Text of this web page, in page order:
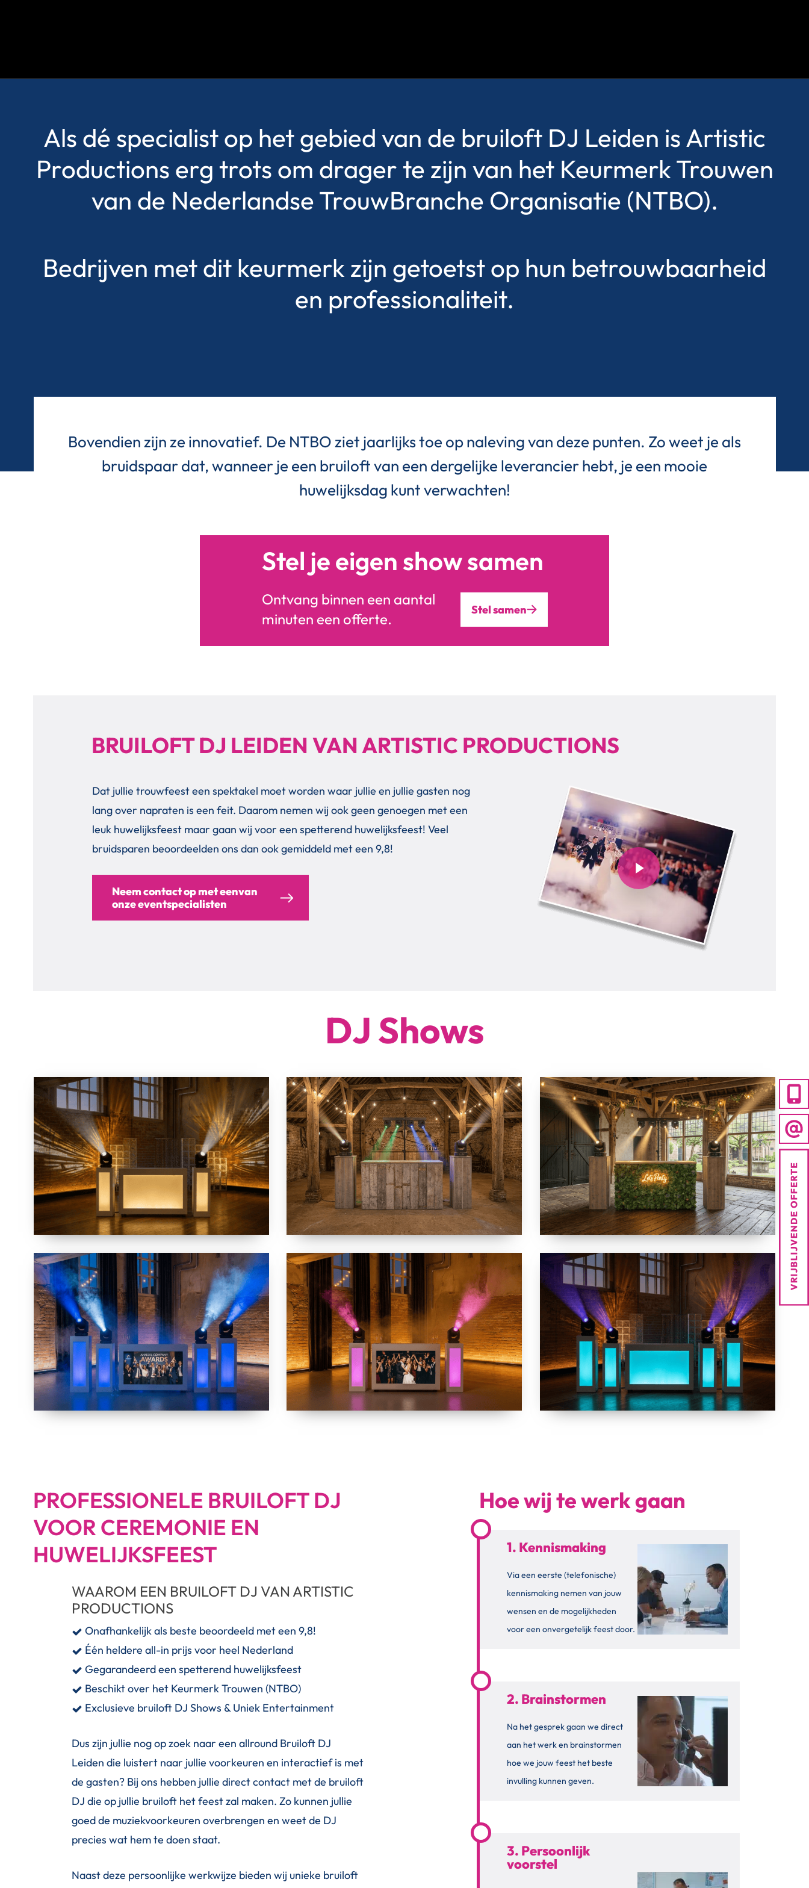
Als dé specialist op het gebied van de bruiloft DJ Leiden is Artistic
Productions erg trots om drager te zijn van het Keurmerk Trouwen
van de Nederlandse TrouwBranche Organisatie (NTBO).
Bedrijven met dit keurmerk zijn getoetst op hun betrouwbaarheid
en professionaliteit.
Bovendien zijn ze innovatief. De NTBO ziet jaarlijks toe op naleving van deze punten. Zo weet je als
bruidspaar dat, wanneer je een bruiloft van een dergelijke leverancier hebt, je een mooie
huwelijksdag kunt verwachten!
Stel je eigen show samen
Ontvang binnen een aantal
minuten een offerte.
Stel samen
BRUILOFT DJ LEIDEN VAN ARTISTIC PRODUCTIONS
Dat jullie trouwfeest een spektakel moet worden waar jullie en jullie gasten nog
lang over napraten is een feit. Daarom nemen wij ook geen genoegen met een
leuk huwelijksfeest maar gaan wij voor een spetterend huwelijksfeest! Veel
bruidsparen beoordeelden ons dan ook gemiddeld met een 9,8!
Neem contact op met eenvan
onze eventspecialisten
Play Video
DJ Shows
ELEGANCE
(ESSENTIAL)
VINTAGE
BOTANIC
BOXWOOD
ALLURE
ALLURE
(ESSENTIAL)
ELEGANCE
PROFESSIONELE BRUILOFT DJ
VOOR CEREMONIE EN
HUWELIJKSFEEST
WAAROM EEN BRUILOFT DJ VAN ARTISTIC
PRODUCTIONS
Onafhankelijk als beste beoordeeld met een 9,8!
Één heldere all-in prijs voor heel Nederland
Gegarandeerd een spetterend huwelijksfeest
Beschikt over het Keurmerk Trouwen (NTBO)
Exclusieve bruiloft DJ Shows & Uniek Entertainment
Dus zijn jullie nog op zoek naar een allround Bruiloft DJ
Leiden die luistert naar jullie voorkeuren en interactief is met
de gasten? Bij ons hebben jullie direct contact met de bruiloft
DJ die op jullie bruiloft het feest zal maken. Zo kunnen jullie
goed de muziekvoorkeuren overbrengen en weet de DJ
precies wat hem te doen staat.
Naast deze persoonlijke werkwijze bieden wij unieke bruiloft
Hoe wij te werk gaan
1. Kennismaking
Via een eerste (telefonische)
kennismaking nemen van jouw
wensen en de mogelijkheden
voor een onvergetelijk feest door.
2. Brainstormen
Na het gesprek gaan we direct
aan het werk en brainstormen
hoe we jouw feest het beste
invulling kunnen geven.
3. Persoonlijk
voorstel